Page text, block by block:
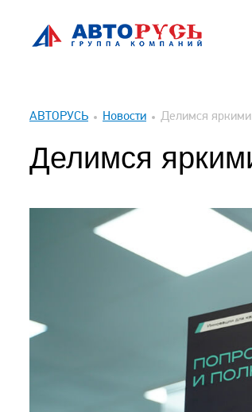
АВТОРУСЬ Новости Делимся
Делимся